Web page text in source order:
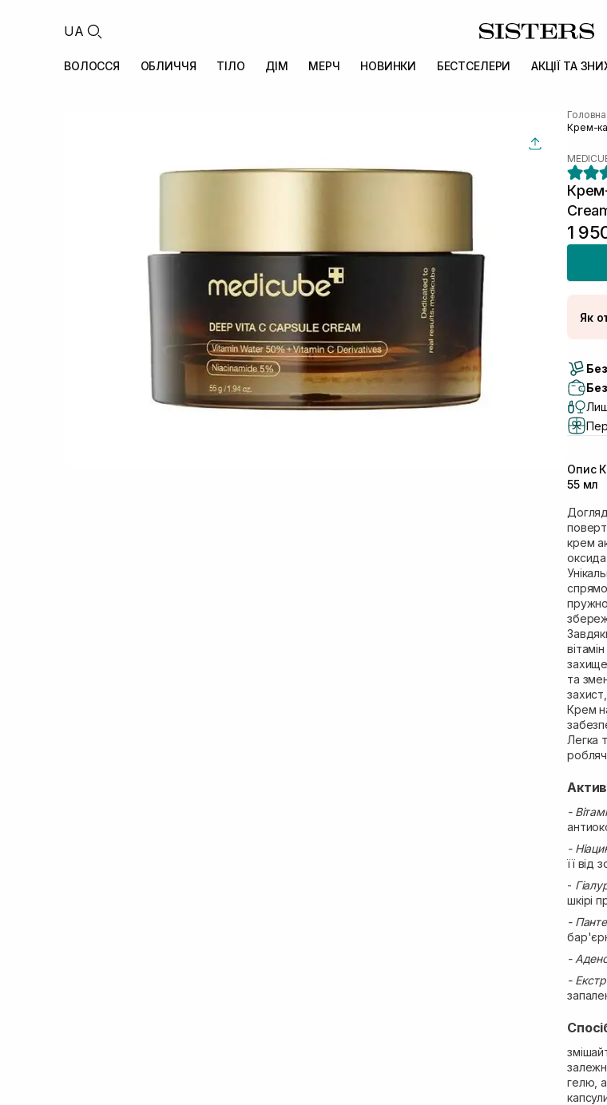
UA
ВОЛОССЯ ОБЛИЧЧЯ ТІЛО ДІМ МЕРЧ НОВИНКИ БЕСТСЕЛЕРИ АКЦІЇ ТА
Головна
Крем-
1
Як
Опис
55 мл
крем
та
Крем
Легка
-
-
її від
-
шкірі
-
-
-
гелю,